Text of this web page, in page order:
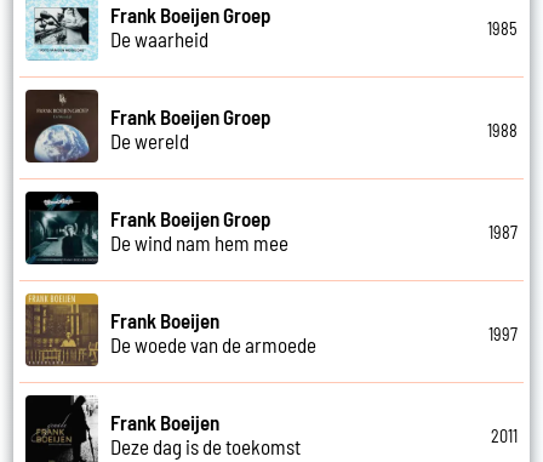
Frank Boeijen Groep
De waarheid
1985
Frank Boeijen Groep
De wereld
1988
Frank Boeijen Groep
De wind nam hem mee
1987
Frank Boeijen
De woede van de armoede
1997
Frank Boeijen
Deze dag is de toekomst
2011